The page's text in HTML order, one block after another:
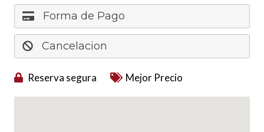
Forma de Pago
Cancelacion
Reserva segura Mejor Precio